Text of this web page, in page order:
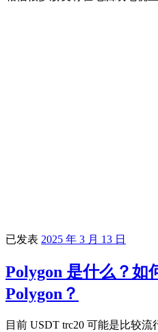
已发表 2025 年 3 月 13 日
Polygon 是什么？如
Polygon？
目前 USDT trc20 可能是比较